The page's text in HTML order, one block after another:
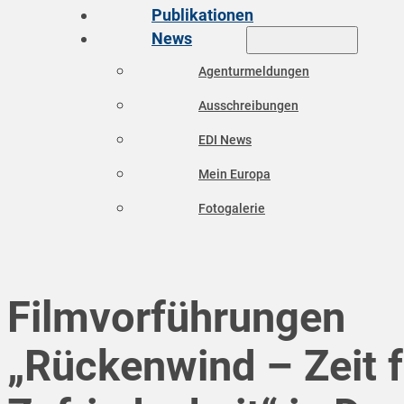
Publikationen
News
Agenturmeldungen
Ausschreibungen
EDI News
Mein Europa
Fotogalerie
Filmvorführungen
„Rückenwind – Zeit